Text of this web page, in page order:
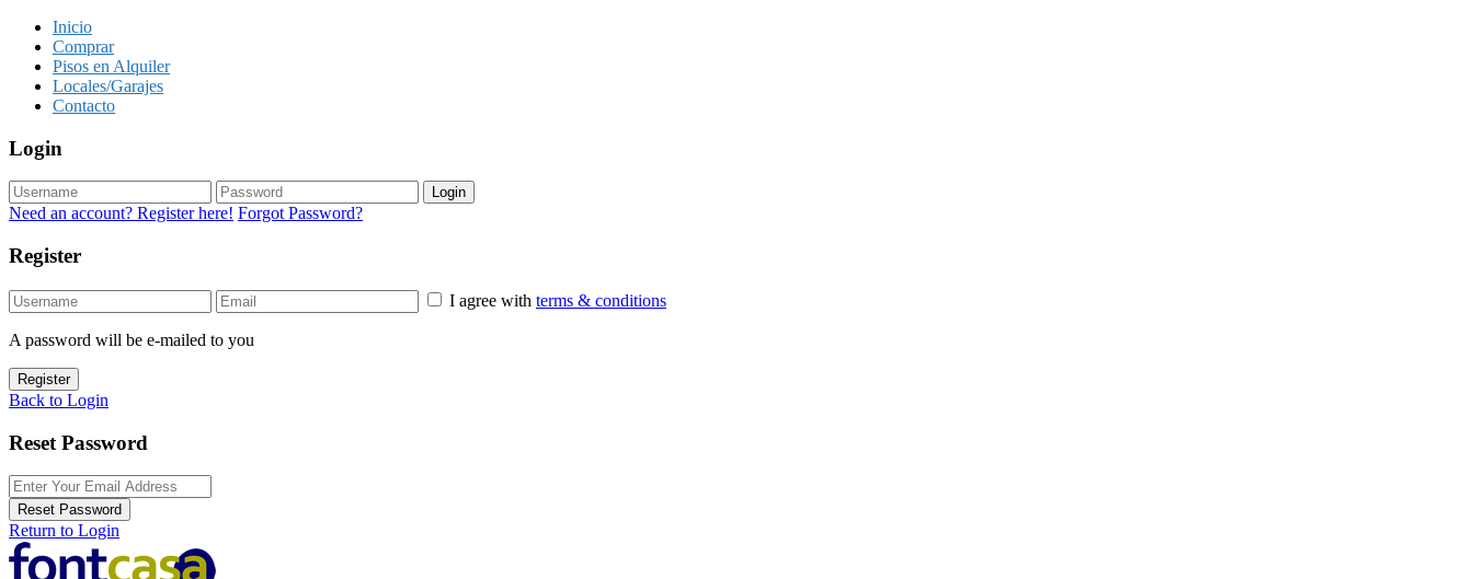
Inicio
Comprar
Pisos en Alquiler
Locales/Garajes
Contacto
Login
Login
Need an account? Register here! Forgot Password?
Register
I agree with terms & conditions
A password will be e-mailed to you
Register
Back to Login
Reset Password
Reset Password
Return to Login